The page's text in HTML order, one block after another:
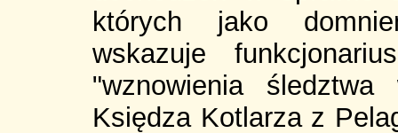
których jako
wskazuje
"wznowienia
Księdza Kotlarza z